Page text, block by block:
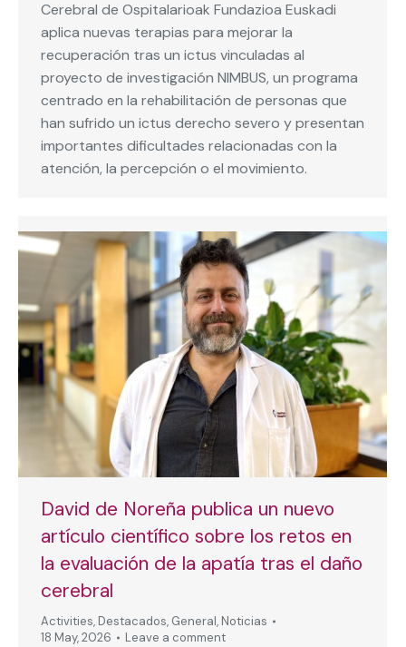
Cerebral de Ospitalarioak Fundazioa Euskadi
aplica nuevas terapias para mejorar la
recuperación tras un ictus vinculadas al
proyecto de investigación NIMBUS, un programa
centrado en la rehabilitación de personas que
han sufrido un ictus derecho severo y presentan
importantes dificultades relacionadas con la
atención, la percepción o el movimiento.
David de Noreña publica un nuevo
artículo científico sobre los retos en
la evaluación de la apatía tras el daño
cerebral
Activities, Destacados, General, Noticias
18 May, 2026
Leave a comment